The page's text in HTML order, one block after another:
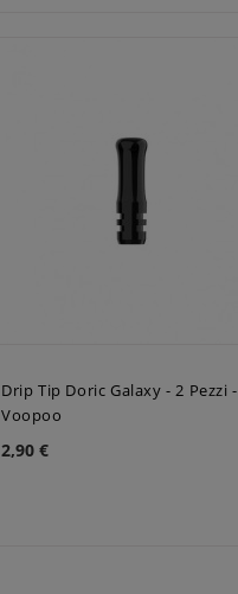
Drip Tip Doric Galaxy - 2 Pezzi -
Voopoo
2,90 €